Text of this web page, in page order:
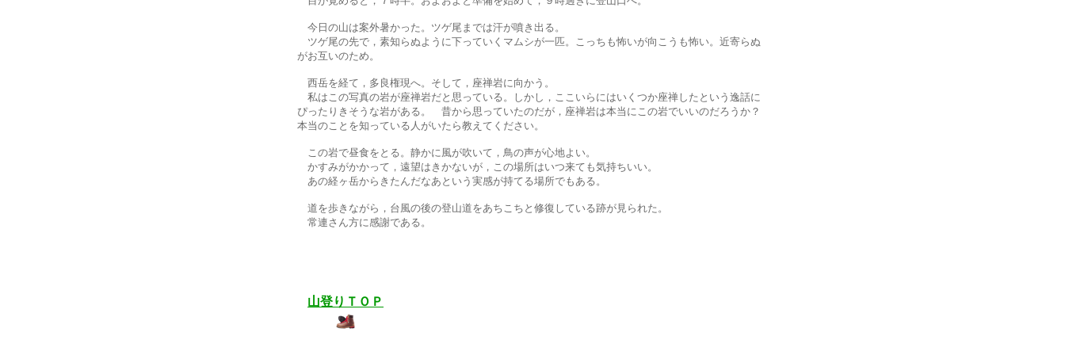
今日の山は案外暑かった。ツゲ尾までは汗が噴き出る。
ツゲ尾の先で，素知らぬように下っていくマムシが一匹。こっちも怖いが向こうも怖い。近寄らぬ
がお互いのため。
西岳を経て，多良権現へ。そして，座禅岩に向かう。
私はこの写真の岩が座禅岩だと思っている。しかし，ここいらにはいくつか座禅したという逸話に
ぴったりきそうな岩がある。 昔から思っていたのだが，座禅岩は本当にこの岩でいいのだろうか？
本当のことを知っている人がいたら教えてください。
この岩で昼食をとる。静かに風が吹いて，鳥の声が心地よい。
かすみがかかって，遠望はきかないが，この場所はいつ来ても気持ちいい。
あの経ヶ岳からきたんだなあという実感が持てる場所でもある。
道を歩きながら，台風の後の登山道をあちこちと修復している跡が見られた。
常連さん方に感謝である。
山登りＴＯＰ